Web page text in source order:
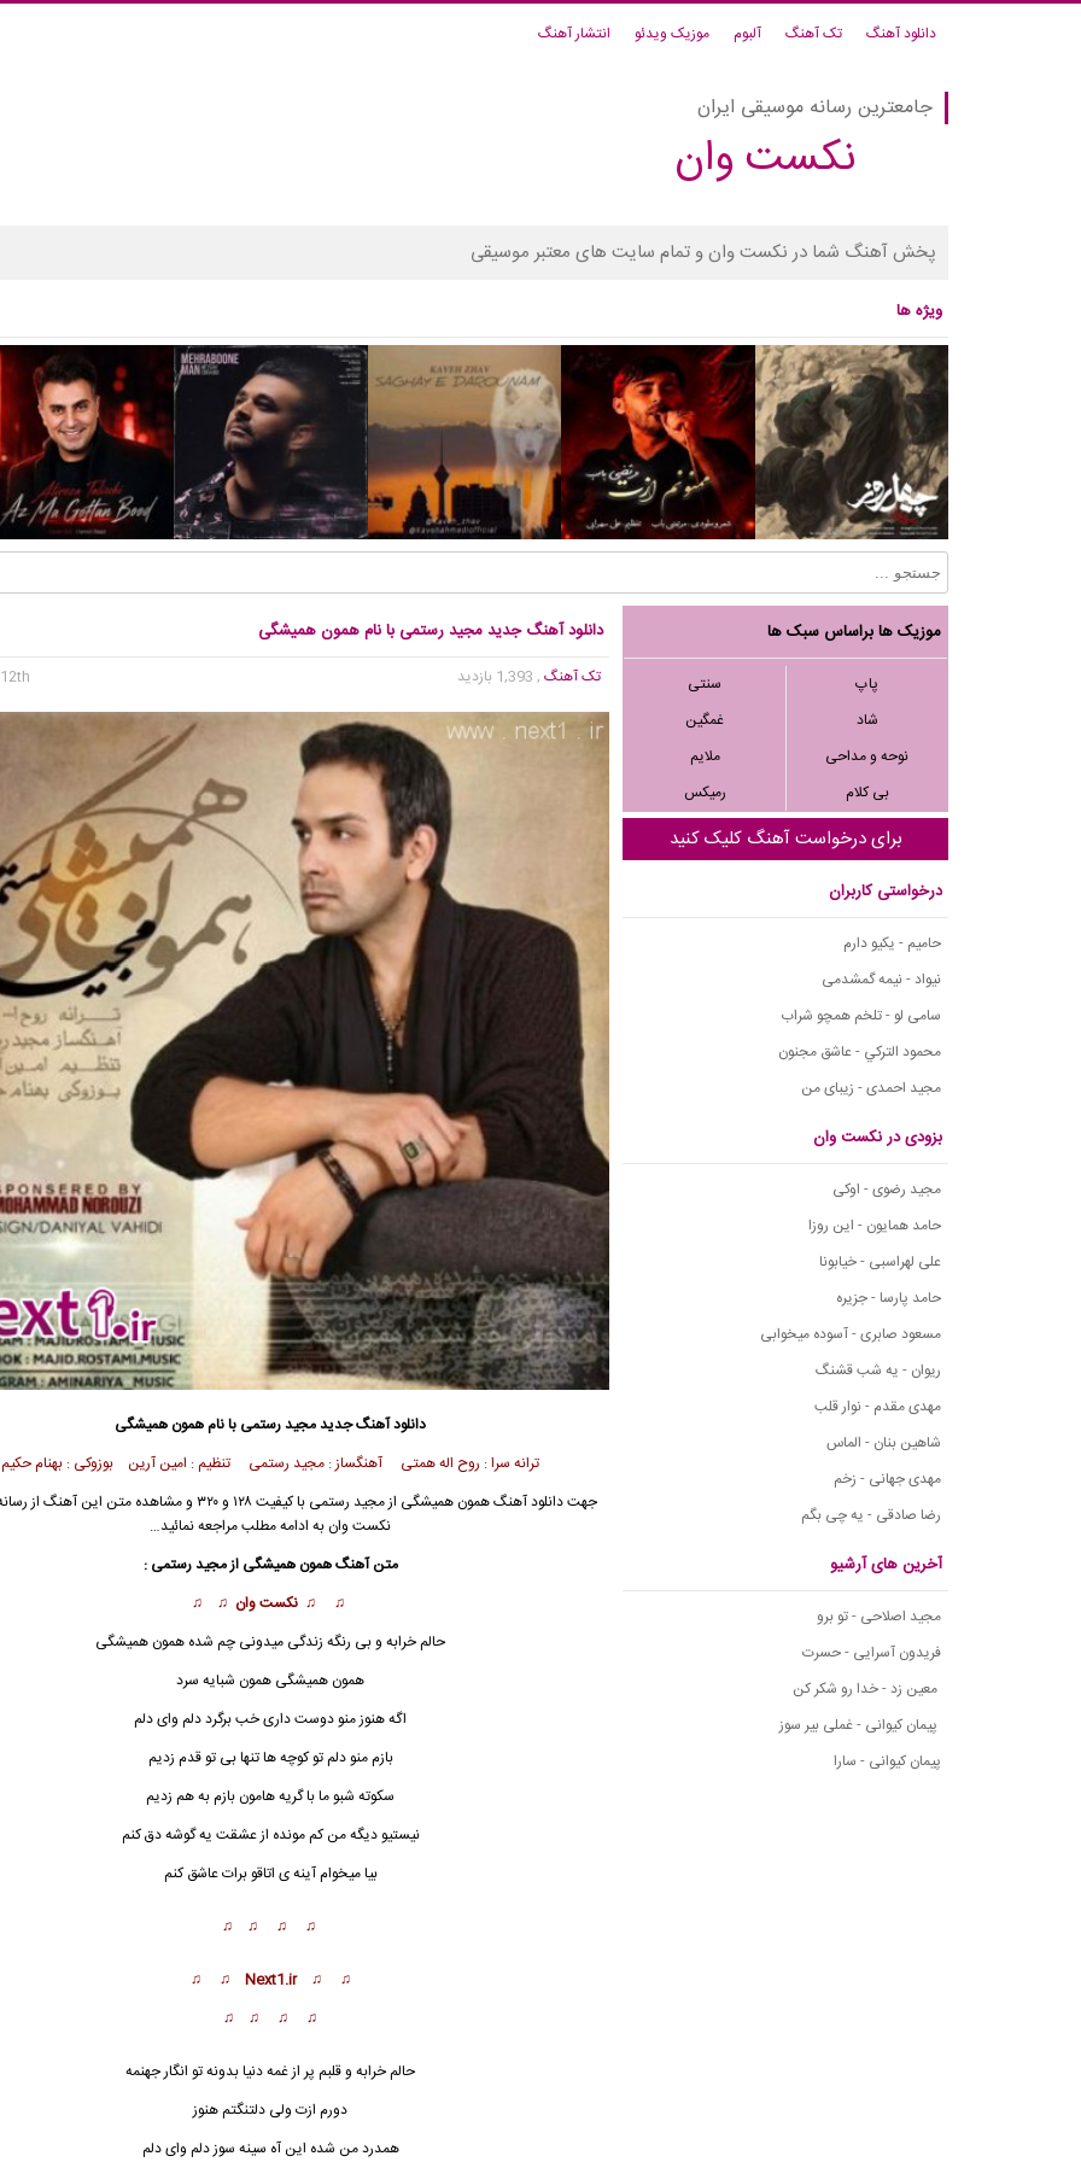
دانلود آهنگ تک آهنگ آلبوم موزیک ویدئو انتشار آهنگ
جامعترین رسانه موسیقی ایران
نکست وان
پخش آهنگ شما در نکست وان و تمام سایت های معتبر موسیقی
ویژه ها
موزیک ها براساس سبک ها
پاپ
سنتی
شاد
غمگین
نوحه و مداحی
ملایم
بی کلام
رمیکس
برای درخواست آهنگ کلیک کنید
درخواستی کاربران
حامیم - یکیو دارم
نیواد - نیمه گمشدمی
سامی لو - تلخم همچو شراب
محمود التركي - عاشق مجنون
مجید احمدی - زیبای من
بزودی در نکست وان
مجید رضوی - اوکی
حامد همایون - این روزا
علی لهراسبی - خیابونا
حامد پارسا - جزیره
مسعود صابری - آسوده میخوابی
ریوان - یه شب قشنگ
مهدی مقدم - نوار قلب
شاهین بنان - الماس
مهدی جهانی - زخم
رضا صادقی - یه چی بگم
آخرین های آرشیو
مجید اصلاحی - تو برو
فریدون آسرایی - حسرت
معین زد - خدا رو شکر کن
پیمان کیوانی - غملی بیر سوز
پیمان کیوانی - سارا
دانلود آهنگ جدید مجید رستمی با نام همون همیشگی
تک آهنگ, 1,393 بازدید 12th می 2015
دانلود آهنگ جدیدمجید رستمی با نام همون همیشگی
ترانه سرا : روح اله همتی آهنگساز : مجید رستمی تنظیم : امین آرین بوزوکی : بهنام حکیم
جهت دانلود آهنگ همون همیشگی ازمجید رستمی
با کیفیت ۱۲۸ و ۳۲۰ و مشاهده متن این آهنگ
نکست وان به ادامه مطلب مراجعه نمائید…
متن آهنگ همون همیشگی از مجید رستمی :
♫ ♫ نکست وان ♫ ♫
حالم خرابه و بی رنگه زندگی میدونی چم شده همون همیشگی
همون همیشگی همون شبایه سرد
اگه هنوز منو دوست داری خب برگرد دلم وای دلم
بازم منو دلم تو کوچه ها تنها بی تو قدم زدیم
سکوته شبو ما با گریه هامون بازم به هم زدیم
نیستیو دیگه من کم مونده از عشقت یه گوشه دق کنم
بیا میخوام آینه ی اتاقو برات عاشق کنم
♫ ♫ ♫ ♫
♫ ♫ Next1.ir ♫ ♫
♫ ♫ ♫ ♫
حالم خرابه و قلبم پر از غمه دنیا بدونه تو انگار جهنمه
دورم ازت ولی دلتنگتم هنوز
همدرد من شده این آه سینه سوز دلم وای دلم